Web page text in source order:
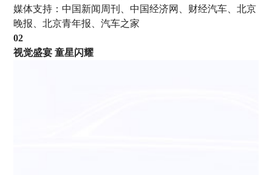
媒体支持：中国新闻周刊、中国经济网、财经汽车、北京
晚报、北京青年报、汽车之家
02
视觉盛宴 童星闪耀